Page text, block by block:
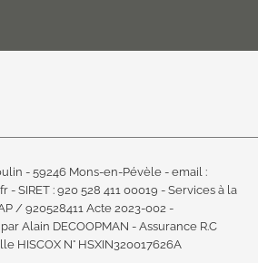
- 59246 Mons-en-Pévèle - email :
- SIRET : 920 528 411 00019 - Services à la
/ 920528411 Acte 2023-002 -
Alain DECOOPMAN - Assurance R.C
HISCOX N° HSXIN320017626A